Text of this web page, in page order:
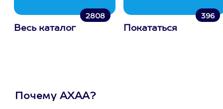
2808
Весь каталог
396
Покататься
Почему АХАА?